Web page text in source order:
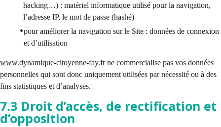
hacking…) : matériel informatique utilisé pour la navigation,
l’adresse IP, le mot de passe (hashé)
pour améliorer la navigation sur le Site : données de connexion
et d’utilisation
www.dynamique-citoyenne-fay.frne commercialise pas vos données
personnelles qui sont donc uniquement utilisées par nécessité ou à des
fins statistiques et d’analyses.
7.3 Droit d’accès, de rectification et
d’opposition